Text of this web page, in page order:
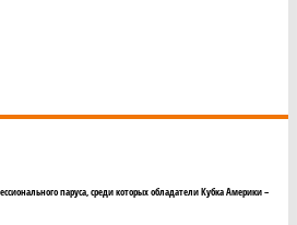
паруса, среди которых обладатели Кубка Америки –